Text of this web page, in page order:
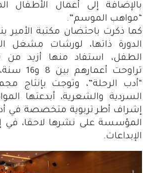
بالإضافة إلى أعمال الأطفال
“مواهب الموسم”.
كما ذكرت باحتضان مكتبة الأمير
الدورة ذاتها، لورشات مشغل
تراوحت
“أدب الرحلة”، وتوجت بإنتاج
السردية والشعرية، أبدعتها
إشراف أطر تربوية متخصصة في
المؤسسة على نشرها لاحقا،
الإبداعات.